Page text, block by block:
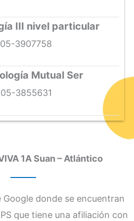
III nivel particular
3907758
Mutual Ser
3855631
1A Suan – Atlántico
Google donde se encuentran
que tiene una afiliación con